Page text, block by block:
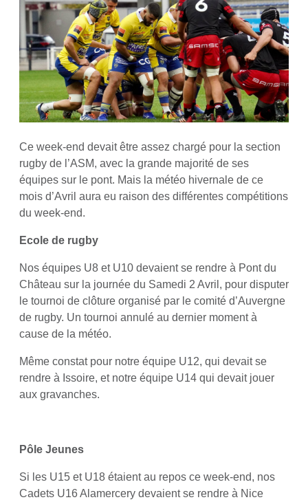
Ce week-end devait être assez chargé pour la section
rugby de l’ASM, avec la grande majorité de ses
équipes sur le pont. Mais la météo hivernale de ce
mois d’Avril aura eu raison des différentes compétitions
du week-end.
Ecole de rugby
Nos équipes U8 et U10 devaient se rendre à Pont du
Château sur la journée du Samedi 2 Avril, pour disputer
le tournoi de clôture organisé par le comité d’Auvergne
de rugby. Un tournoi annulé au dernier moment à
cause de la météo.
Même constat pour notre équipe U12, qui devait se
rendre à Issoire, et notre équipe U14 qui devait jouer
aux gravanches.
Pôle Jeunes
Si les U15 et U18 étaient au repos ce week-end, nos
Cadets U16 Alamercery devaient se rendre à Nice